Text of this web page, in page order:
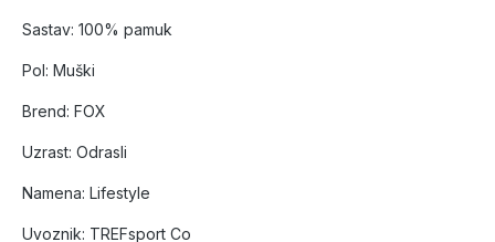
Sastav: 100% pamuk
Pol: Muški
Brend: FOX
Uzrast: Odrasli
Namena: Lifestyle
Uvoznik: TREFsport Co